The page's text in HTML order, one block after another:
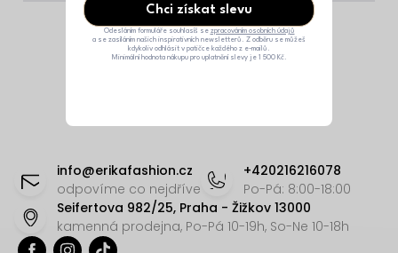
info@erikafashion.cz
odpovíme co nejdříve
+420216216078
Po-Pá: 8:00-18:00
Seifertova 982/25, Praha - Žižkov 13000
kamenná prodejna, Po-Pá 10-19h, So-Ne 10-18h
Chci získat slevu
Odesláním formuláře souhlasíš se zpracováním osobních údajů
a se zasíláním našich inspirativních newsletterů. Z odběru se můžeš
kdykoliv odhlásit v patičce každého z e-mailů.
Minimální hodnota nákupu pro uplatnění slevy je 1 500 Kč.